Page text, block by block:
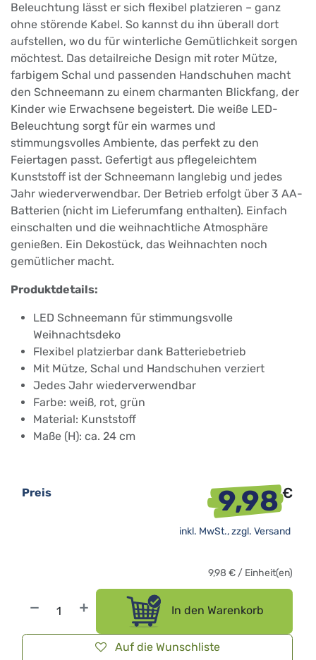
Beleuchtung lässt er sich flexibel platzieren – ganz
ohne störende Kabel. So kannst du ihn überall dort
aufstellen, wo du für winterliche Gemütlichkeit sorgen
möchtest. Das detailreiche Design mit roter Mütze,
farbigem Schal und passenden Handschuhen macht
den Schneemann zu einem charmanten Blickfang, der
Kinder wie Erwachsene begeistert. Die weiße LED-
Beleuchtung sorgt für ein warmes und
stimmungsvolles Ambiente, das perfekt zu den
Feiertagen passt. Gefertigt aus pflegeleichtem
Kunststoff ist der Schneemann langlebig und jedes
Jahr wiederverwendbar. Der Betrieb erfolgt über 3 AA-
Batterien (nicht im Lieferumfang enthalten). Einfach
einschalten und die weihnachtliche Atmosphäre
genießen. Ein Dekostück, das Weihnachten noch
gemütlicher macht.
Produktdetails:
LED Schneemann für stimmungsvolle
Weihnachtsdeko
Flexibel platzierbar dank Batteriebetrieb
Mit Mütze, Schal und Handschuhen verziert
Jedes Jahr wiederverwendbar
Farbe: weiß, rot, grün
Material: Kunststoff
Maße (H): ca. 24 cm
In den Warenkorb
Auf die Wunschliste
Preis 9,98€
inkl. MwSt., zzgl. Versand
9,98 € / Einheit(en)